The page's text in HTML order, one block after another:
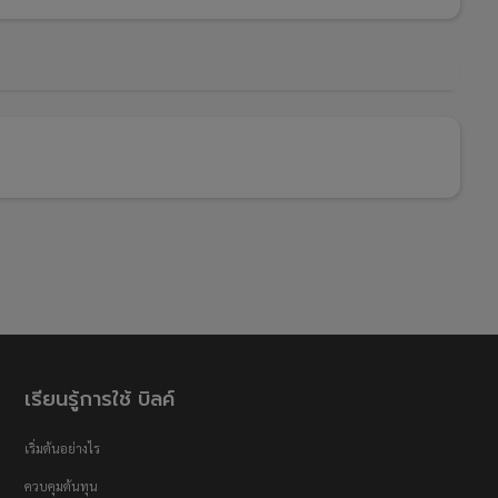
เรียนรู้การใช้ บิลค์
เริ่มต้นอย่างไร
ควบคุมต้นทุน